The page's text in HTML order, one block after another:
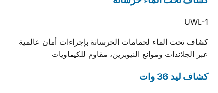
UWL-1
كشاف تحت الماء لحمامات الخرسانة بإجراءات أمان عالمية
عبر الجلاندات وموانع النيوبرين، مقاوم للكيماويات
كشاف ليد 36 وات